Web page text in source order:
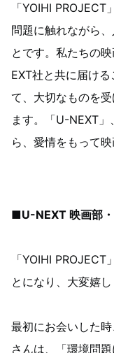
「YOIHI
問題に触れながら
とです。私たちの
EXT社と共に届け
て、大切なものを
ます。「U-NEXT
ら、愛情をもって
■U-NEXT 映画部
「YOIHI
とになり、大変嬉
最初にお会いした
さんは、「環境問